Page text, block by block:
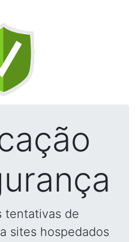
tentativas de
sites hospedados